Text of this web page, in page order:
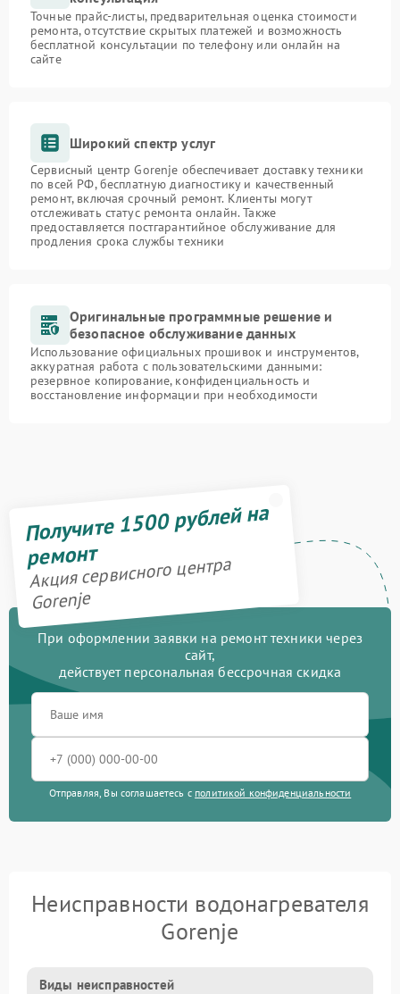
Точные прайс-листы, предварительная оценка стоимости
ремонта, отсутствие скрытых платежей и возможность
бесплатной консультации по телефону или онлайн на
сайте
Широкий спектр услуг
Сервисный центр Gorenje обеспечивает доставку техники
по всей РФ, бесплатную диагностику и качественный
ремонт, включая срочный ремонт. Клиенты могут
отслеживать статус ремонта онлайн. Также
предоставляется постгарантийное обслуживание для
продления срока службы техники
Оригинальные программные решение и
безопасное обслуживание данных
Использование официальных прошивок и инструментов,
аккуратная работа с пользовательскими данными:
резервное копирование, конфиденциальность и
восстановление информации при необходимости
Получите 1500 рублей на
ремонт
Акция сервисного центра
Gorenje
При оформлении заявки на ремонт техники через
сайт,
действует персональная бессрочная скидка
Отправляя, Вы соглашаетесь с политикой конфиденциальности
Неисправности водонагревателя
Gorenje
Виды неисправностей